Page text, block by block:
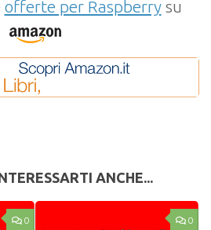
offerte per Raspberrysu
ANCHE...
0 0